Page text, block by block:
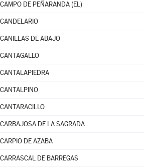
CAMPO DE PEÑARANDA (EL)
CANDELARIO
CANILLAS DE ABAJO
CANTAGALLO
CANTALAPIEDRA
CANTALPINO
CANTARACILLO
CARBAJOSA DE LA SAGRADA
CARPIO DE AZABA
CARRASCAL DE BARREGAS